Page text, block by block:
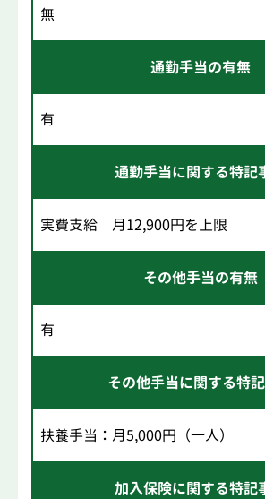
無
通勤手当の有無
有
通勤手当に関する特記
実費支給 月12,900円を上限
その他手当の有無
有
その他手当に関する特
扶養手当：月5,000円（一人）
加入保険に関する特記